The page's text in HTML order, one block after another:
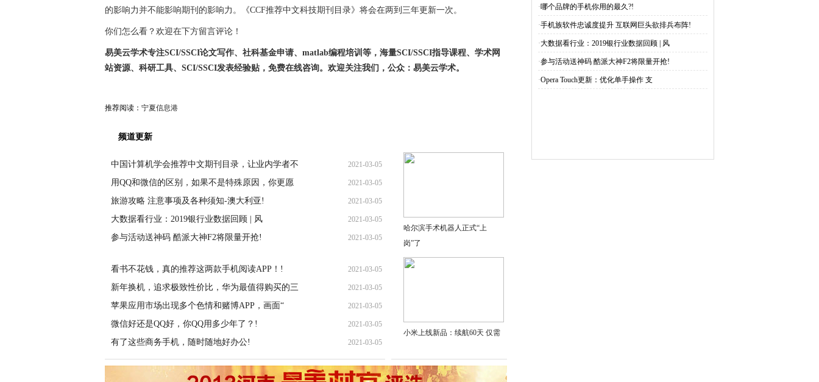
的影响力并不能影响期刊的影响力。《CCF推荐中文科技期刊目录》将会在两到三年更新一次。
你们怎么看？欢迎在下方留言评论！
易美云学术专注SCI/SSCI论文写作、社科基金申请、matlab编程培训等，海量SCI/SSCI指导课程、学术网
站资源、科研工具、SCI/SSCI发表经验贴，免费在线咨询。欢迎关注我们，公众：易美云学术。
推荐阅读： 宁夏信息港
频道更新
中国计算机学会推荐中文期刊目录，让业内学者不 2021-03-05
用QQ和微信的区别，如果不是特殊原因，你更愿 2021-03-05
旅游攻略 注意事项及各种须知-澳大利亚! 2021-03-05
大数据看行业：2019银行业数据回顾 | 风 2021-03-05
参与活动送神码 酷派大神F2将限量开抢! 2021-03-05
看书不花钱，真的推荐这两款手机阅读APP！! 2021-03-05
新年换机，追求极致性价比，华为最值得购买的三 2021-03-05
苹果应用市场出现多个色情和赌博APP，画面“ 2021-03-05
微信好还是QQ好，你QQ用多少年了？! 2021-03-05
有了这些商务手机，随时随地好办公! 2021-03-05
哈尔滨手术机器人正式“上
岗”了
小米上线新品：续航60天 仅需
·哪个品牌的手机你用的最久?!
·手机族软件忠诚度提升 互联网巨头欲排兵布阵!
·大数据看行业：2019银行业数据回顾 | 风
·参与活动送神码 酷派大神F2将限量开抢!
·Opera Touch更新：优化单手操作 支